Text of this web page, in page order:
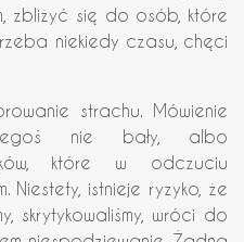
zbliżyć się do osób, które
niekiedy czasu, chęci
strachu. Mówienie
nie bały, albo
które w odczuciu
Niestety, istnieje ryzyko, że
skrytykowaliśmy, wróci do